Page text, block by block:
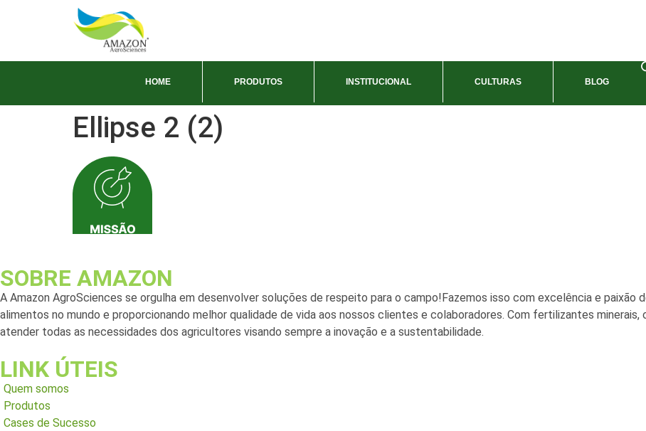
HOME PRODUTOS INSTITUCIONAL CULTURAS BLOG
Ellipse 2 (2)
SOBRE AMAZON
A Amazon AgroSciences se orgulha em desenvolver soluções de respeito para o campo!Fazemos isso com excelência e paixão
alimentos no mundo e proporcionando melhor qualidade de vida aos nossos clientes e colaboradores. Com fertilizantes
atender todas as necessidades dos agricultores visando sempre a inovação e a sustentabilidade.
LINK ÚTEIS
Quem somos
Produtos
Cases de Sucesso